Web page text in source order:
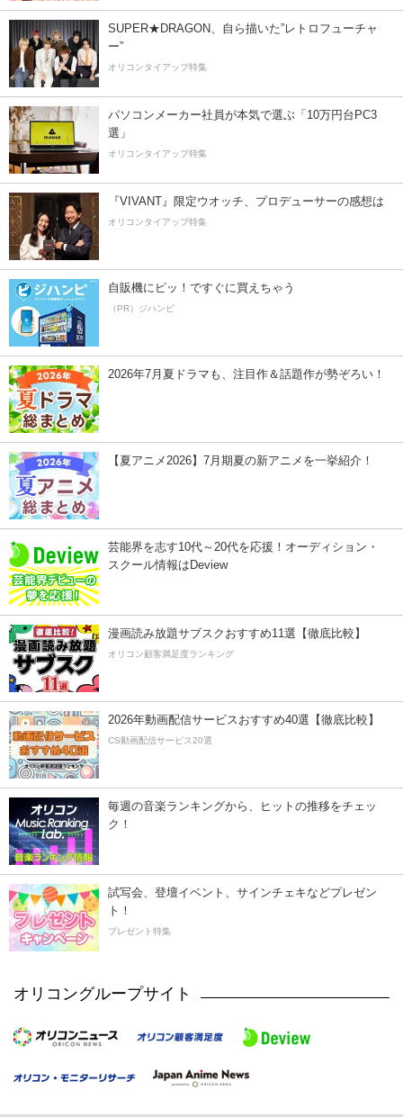
SUPER★DRAGON、自ら描いた”レトロフューチャ
ー”
オリコンタイアップ特集
パソコンメーカー社員が本気で選ぶ「10万円台PC3
選」
オリコンタイアップ特集
『VIVANT』限定ウオッチ、プロデューサーの感想は
オリコンタイアップ特集
自販機にピッ！ですぐに買えちゃう
（PR）ジハンピ
2026年7月夏ドラマも、注目作＆話題作が勢ぞろい！
【夏アニメ2026】7月期夏の新アニメを一挙紹介！
芸能界を志す10代～20代を応援！オーディション・
スクール情報はDeview
漫画読み放題サブスクおすすめ11選【徹底比較】
オリコン顧客満足度ランキング
2026年動画配信サービスおすすめ40選【徹底比較】
CS動画配信サービス20選
毎週の音楽ランキングから、ヒットの推移をチェッ
ク！
試写会、登壇イベント、サインチェキなどプレゼン
ト！
プレゼント特集
オリコングループサイト